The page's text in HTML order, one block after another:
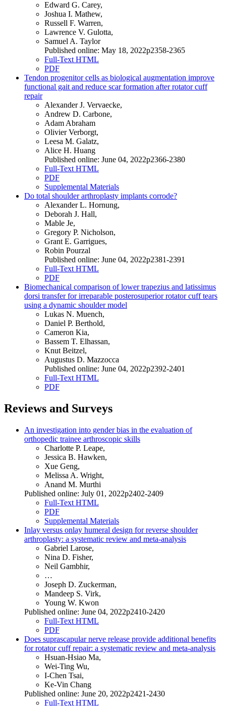
Edward G. Carey,
Joshua I. Mathew,
Russell F. Warren,
Lawrence V. Gulotta,
Samuel A. Taylor
Published online: May 18, 2022p2358-2365
Full-Text HTML
PDF
Tendon progenitor cells as biological augmentation improve
functional gait and reduce scar formation after rotator cuff
repair
Alexander J. Vervaecke,
Andrew D. Carbone,
Adam Abraham
Olivier Verborgt,
Leesa M. Galatz,
Alice H. Huang
Published online: June 04, 2022p2366-2380
Full-Text HTML
PDF
Supplemental Materials
Do total shoulder arthroplasty implants corrode?
Alexander L. Hornung,
Deborah J. Hall,
Mable Je,
Gregory P. Nicholson,
Grant E. Garrigues,
Robin Pourzal
Published online: June 04, 2022p2381-2391
Full-Text HTML
PDF
Biomechanical comparison of lower trapezius and latissimus
dorsi transfer for irreparable posterosuperior rotator cuff tears
using a dynamic shoulder model
Lukas N. Muench,
Daniel P. Berthold,
Cameron Kia,
Bassem T. Elhassan,
Knut Beitzel,
Augustus D. Mazzocca
Published online: June 04, 2022p2392-2401
Full-Text HTML
PDF
Reviews and Surveys
An investigation into gender bias in the evaluation of
orthopedic trainee arthroscopic skills
Charlotte P. Leape,
Jessica B. Hawken,
Xue Geng,
Melissa A. Wright,
Anand M. Murthi
Published online: July 01, 2022p2402-2409
Full-Text HTML
PDF
Supplemental Materials
Inlay versus onlay humeral design for reverse shoulder
arthroplasty: a systematic review and meta-analysis
Gabriel Larose,
Nina D. Fisher,
Neil Gambhir,
…
Joseph D. Zuckerman,
Mandeep S. Virk,
Young W. Kwon
Published online: June 04, 2022p2410-2420
Full-Text HTML
PDF
Does suprascapular nerve release provide additional benefits
for rotator cuff repair: a systematic review and meta-analysis
Hsuan-Hsiao Ma,
Wei-Ting Wu,
I-Chen Tsai,
Ke-Vin Chang
Published online: June 20, 2022p2421-2430
Full-Text HTML